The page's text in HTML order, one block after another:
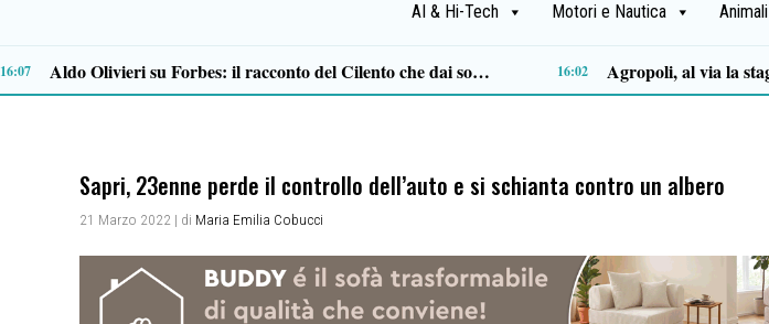
AI & Hi-Tech Motori e Nautica Animali
Carceri, Di Giacomo: «Sistema fuori controllo, la Campania è a rischio rivolte» 14:39 Capaccio Paestum, continua “Contrade in fiore”: c’è tempo fino al 21 settembre per partecipare 14:18
Sapri, 23enne perde il controllo dell’auto e si schianta contro un albero
21 Marzo 2022 | di Maria Emilia Cobucci